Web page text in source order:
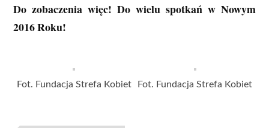
Do zobaczenia więc! Do wielu spotkań w Nowym
2016 Roku!
Fot. Fundacja Strefa Kobiet Fot. Fundacja Strefa Kobiet